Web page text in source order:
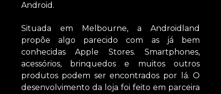
Android.
Situada em Melbourne, a Androidland
propõe algo parecido com as já bem
conhecidas Apple Stores. Smartphones,
acessórios, brinquedos e muitos outros
produtos podem ser encontrados por lá. O
desenvolvimento da loja foi feito em parceira